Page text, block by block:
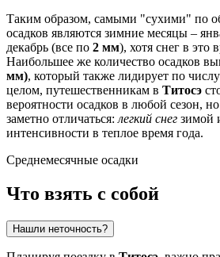
Таким образом, самыми "сухими" по
осадков являются зимние месяцы –
декабрь (все по 2 мм), хотя снег в это
Наибольшее же количество осадков
мм), который также лидирует по
целом, путешественникам в Титосэ
вероятности осадков в любой сезон,
заметно отличаться: легкий снег зимой
интенсивности в теплое время года.
Среднемесячные осадки
Что взять с собой
Нашли неточность?